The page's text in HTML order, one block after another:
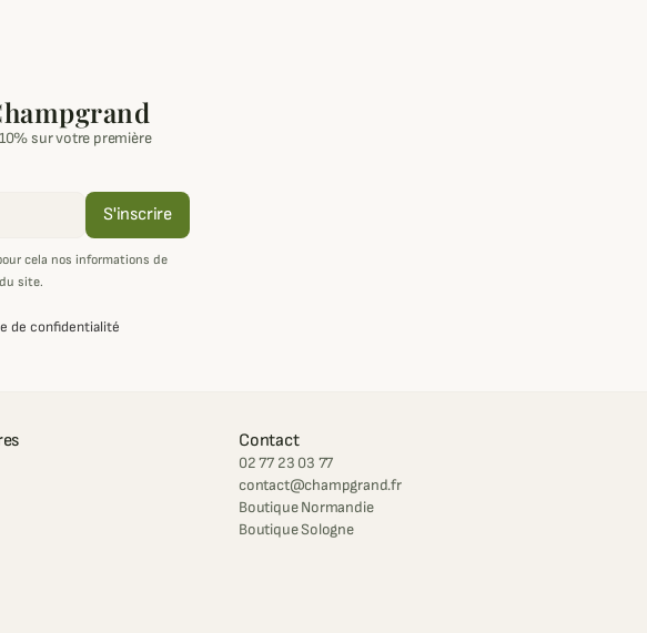
sur votre première
S'inscrire
cela nos informations de
site.
de confidentialité
Contact
02 77 23 03 77
contact@champgrand.fr
Boutique Normandie
Boutique Sologne